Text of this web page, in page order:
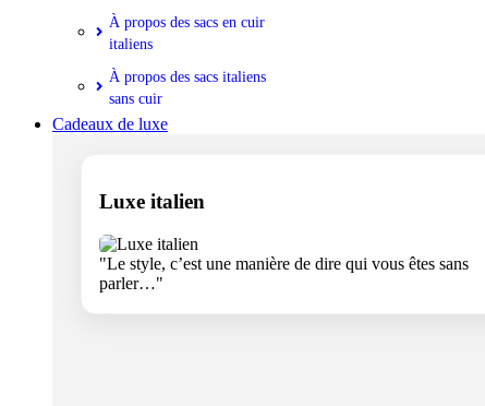
À propos des sacs en cuir
italiens
À propos des sacs italiens
sans cuir
Cadeaux de luxe
Luxe italien
"Le style, c’est une manière de dire qui vous êtes sans
parler…"